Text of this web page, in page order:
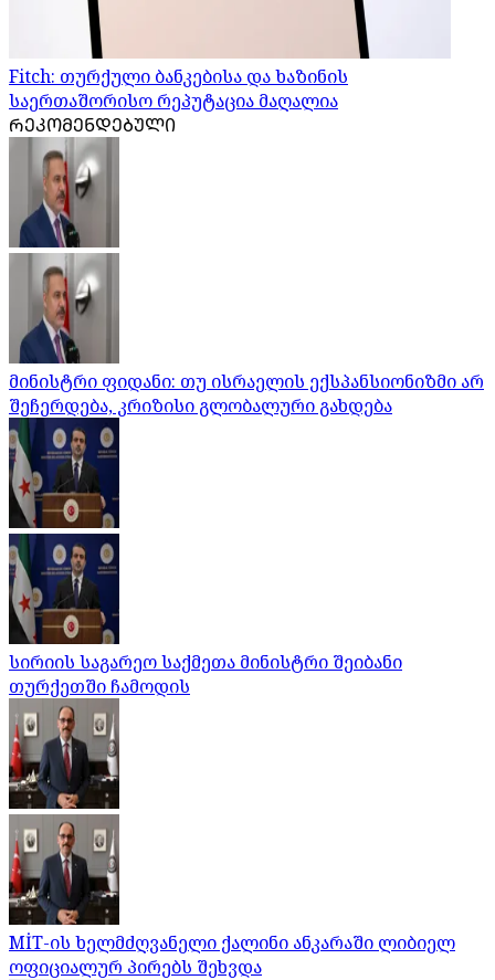
Fitch: თურქული ბანკებისა და ხაზინის
საერთაშორისო რეპუტაცია მაღალია
ᲠᲔᲙᲝᲛᲔᲜᲓᲔᲑᲣᲚᲘ
მინისტრი ფიდანი: თუ ისრაელის ექსპანსიონიზმი არ
შეჩერდება, კრიზისი გლობალური გახდება
სირიის საგარეო საქმეთა მინისტრი შეიბანი
თურქეთში ჩამოდის
MİT-ის ხელმძღვანელი ქალინი ანკარაში ლიბიელ
ოფიციალურ პირებს შეხვდა